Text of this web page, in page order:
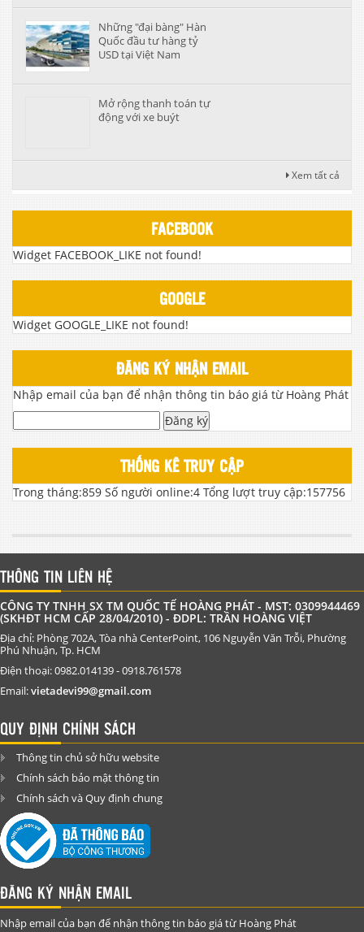
Những "đại bàng" Hàn
Quốc đầu tư hàng tỷ
USD tại Việt Nam
Mở rộng thanh toán tự
động với xe buýt
Xem tất cả
FACEBOOK
Widget FACEBOOK_LIKE not found!
GOOGLE
Widget GOOGLE_LIKE not found!
ĐĂNG KÝ NHẬN EMAIL
Nhập email của bạn để nhận thông tin báo giá từ Hoàng Phát
Đăng ký
THỐNG KÊ TRUY CẬP
Trong tháng:859 Số người online:4 Tổng lượt truy cập:157756
THÔNG TIN LIÊN HỆ
CÔNG TY TNHH SX TM QUỐC TẾ HOÀNG PHÁT - MST: 0309944469
(SKHĐT HCM CẤP 28/04/2010) - ĐDPL: TRẦN HOÀNG VIỆT
Địa chỉ: Phòng 702A, Tòa nhà CenterPoint, 106 Nguyễn Văn Trỗi, Phường
Phú Nhuận, Tp. HCM
Điện thoại: 0982.014139 - 0918.761578
Email:vietadevi99@gmail.com
QUY ĐỊNH CHÍNH SÁCH
Thông tin chủ sở hữu website
Chính sách bảo mật thông tin
Chính sách và Quy định chung
ĐĂNG KÝ NHẬN EMAIL
Nhập email của bạn để nhận thông tin báo giá từ Hoàng Phát